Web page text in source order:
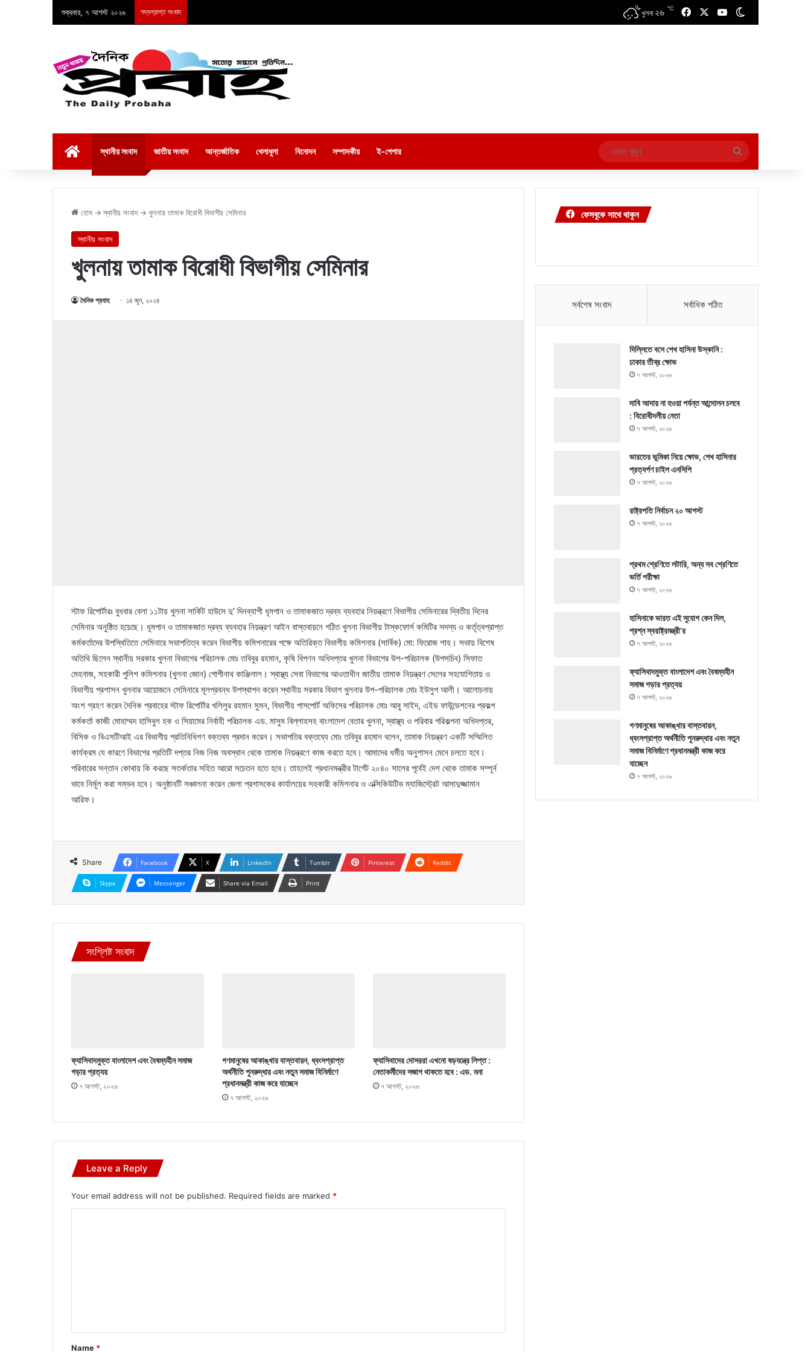
শুক্রবার, ৭ আগস্ট ২০২৬ সদ্যপ্রাপ্ত সংবাদ খুলনা ২৬ ℃ FacebookYouTube
স্থানীয় সংবাদ জাতীয় সংবাদ আন্তর্জাতিক খেলাধুলা বিনোদন সম্পাদকীয় ই-পেপার
এখানে
খুঁজুন
হোম → স্থানীয় সংবাদ → খুলনায় তামাক বিরোধী বিভাগীয় সেমিনার
স্থানীয় সংবাদ
খুলনায় তামাক বিরোধী বিভাগীয় সেমিনার
দৈনিক প্রবাহ ১৪ জুন, ২০২৪
স্টাফ রিপোর্টারঃ বুধবার বেলা ১১টায় খুলনা সার্কিট হাউসে দু’ দিনব্যাপী ধূমপান ও তামাকজাত দ্রব্য ব্যবহার নিয়ন্ত্রণে বিভাগীয় সেমিনারের দ্বিতীয় দিনের
সেমিনার অনুষ্ঠিত হয়েছে। ধূমপান ও তামাকজাত দ্রব্য ব্যবহার নিয়ন্ত্রণ আইন বাস্তবায়নে গঠিত খুলনা বিভাগীয় টাস্কফোর্স কমিটির সদস্য ও কর্তৃত্বপ্রাপ্ত
কর্মকর্তাদের উপস্থিতিতে সেমিনারে সভাপতিত্ব করেন বিভাগীয় কমিশনারের পক্ষে অতিরিক্ত বিভাগীয় কমিশনার (সার্বিক) মো: ফিরোজ শাহ। সভায় বিশেষ
অতিথি ছিলেন স্থানীয় সরকার খুলনা বিভাগের পরিচালক মোঃ তবিবুর রহমান, কৃষি বিপণন অধিদপ্তর খুলনা বিভাগের উপ-পরিচালক (উপসচিব) সিফাত
মেহনাজ, সহকারী পুলিশ কমিশনার (খুলনা জোন) গোপীনাথ কাঞ্জিলাল। স্বাস্থ্য সেবা বিভাগের আওতাধীন জাতীয় তামাক নিয়ন্ত্রণ সেলের সহযোগিতায় ও
বিভাগীয় প্রশাসন খুলনার আয়োজনে সেমিনারে মূলপ্রবন্ধ উপস্থাপন করেন স্থানীয় সরকার বিভাগ খুলনার উপ-পরিচালক মোঃ ইউসুপ আলী। আলোচনায়
অংশ গ্রহণ করেন দৈনিক প্রবাহের স্টাফ রিপোর্টার খলিলুর রহমান সুমন, বিভাগীয় পাসপোর্ট অফিসের পরিচালক মোঃ আবু সাইদ, এইড ফাউন্ডেশনের প্রকল্প
কর্মকর্তা কাজী মোহাম্মদ হাসিবুল হক ও সিয়ামের নির্বাহী পরিচালক এড. মাসুম বিল্লাহসহ বাংলাদেশ বেতার খুলনা, স্বাস্থ্য ও পরিবার পরিকল্পনা অধিদপ্তর,
বিসিক ও বিএসটিআই এর বিভাগীয় প্রতিনিধিগণ বক্তব্য প্রদান করেন। সভাপতির বক্তব্যে মোঃ তবিবুর রহমান বলেন, তামাক নিয়ন্ত্রণ একটি সম্মিলিত
কার্যক্রম যে কারণে বিভাগের প্রতিটি দপ্তর নিজ নিজ অবস্থান থেকে তামাক নিয়ন্ত্রণে কাজ করতে হবে। আমাদের ধর্মীয় অনুশাসন মেনে চলতে হবে।
পরিবারের সন্তান কোথায় কি করছে সতর্কতার সহিত আরো সচেতন হতে হবে। তাহলেই প্রধানমন্ত্রীর টার্গেট ২০৪০ সালের পূর্বেই দেশ থেকে তামাক সম্পূর্ন
ভাবে নির্মূল করা সম্ভব হবে। অনুষ্ঠানটি সঞ্চালনা করেন জেলা প্রশাসকের কার্যালয়ের সহকারী কমিশনার ও এক্সিকিউটিভ ম্যাজিস্ট্রেট আসাদুজ্জামান
আরিফ।
Share Facebook X LinkedIn Tumblr Pinterest Reddit
Skype Messenger Share via Email Print
সংশ্লিষ্ট সংবাদ
ফ্যাসিবাদমুক্ত বাংলাদেশ এবং বৈষম্যহীন সমাজ
গড়ার প্রত্যয়
৭ আগস্ট, ২০২৬
গণমানুষের আকাঙ্খার বাস্তবায়ন, ধ্বংসপ্রাপ্ত
অর্থনীতি পুনরুদ্ধার এবং নতুন সমাজ বিনির্মাণে
প্রধানমন্ত্রী কাজ করে যাচ্ছেন
৭ আগস্ট, ২০২৬
ফ্যাসিবাদের দোসররা এখনো ষড়যন্ত্রে লিপ্ত :
নেতাকর্মীদের সজাগ থাকতে হবে : এড. মনা
৭ আগস্ট, ২০২৬
Leave a Reply
Your email address will not be published. Required fields are marked *
*
Name *
ফেসবুকে সাথে থাকুন
সর্বশেষ সংবাদ সর্বাধিক পঠিত
দিল্লিতে বসে শেখ হাসিনা উস্কানি :
ঢাকার তীব্র ক্ষোভ
৭ আগস্ট, ২০২৬
দাবি আদায় না হওয়া পর্যন্ত আন্দোলন চলবে
: বিরোধীদলীয় নেতা
৭ আগস্ট, ২০২৬
ভারতের ভূমিকা নিয়ে ক্ষোভ, শেখ হাসিনার
প্রত্যর্পণ চাইল এনসিপি
৭ আগস্ট, ২০২৬
রাষ্ট্রপতি নির্বাচন ২০ আগস্ট
৭ আগস্ট, ২০২৬
প্রথম শ্রেণিতে লটারি, অন্য সব শ্রেণিতে
ভর্তি পরীক্ষা
৭ আগস্ট, ২০২৬
হাসিনাকে ভারত এই সুযোগ কেন দিল,
প্রশ্ন স্বরাষ্ট্রমন্ত্রী’র
৭ আগস্ট, ২০২৬
ফ্যাসিবাদমুক্ত বাংলাদেশ এবং বৈষম্যহীন
সমাজ গড়ার প্রত্যয়
৭ আগস্ট, ২০২৬
গণমানুষের আকাঙ্খার বাস্তবায়ন,
ধ্বংসপ্রাপ্ত অর্থনীতি পুনরুদ্ধার এবং নতুন
সমাজ বিনির্মাণে প্রধানমন্ত্রী কাজ করে
যাচ্ছেন
৭ আগস্ট, ২০২৬